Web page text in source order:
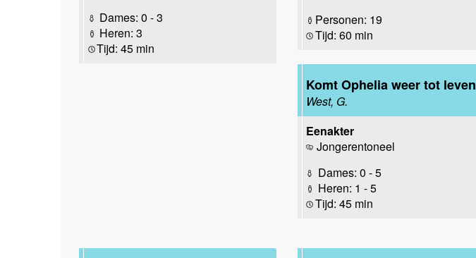
Dames: 0 - 3
Heren: 3
Tijd: 45 min
Personen: 19
Tijd: 60 min
Komt Ophelia weer tot leven
West, G.
Eenakter
Jongerentoneel
Dames: 0 - 5
Heren: 1 - 5
Tijd: 45 min